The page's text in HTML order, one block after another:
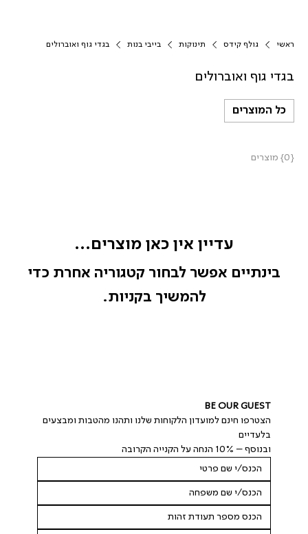
ראשי גולף קידס תינוקות בייבי בנות בגדי גוף ואוברולים
בגדי גוף ואוברולים
כל המוצרים
{0} מוצרים
עדיין אין כאן מוצרים...
בינתיים אפשר לבחור קטגוריה אחרת כדי
להמשיך בקניות.
BE OUR GUEST
הצטרפו חינם למועדון הלקוחות שלנו ותהנו מהטבות ומבצעים
בלעדיים
ובנוסף – 10% הנחה על הקנייה הקרובה